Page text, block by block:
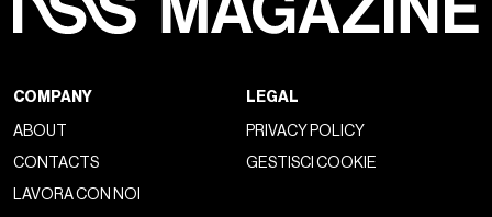
COMPANY
ABOUT
CONTACTS
LAVORA CON NOI
LEGAL
PRIVACY POLICY
GESTISCI COOKIE